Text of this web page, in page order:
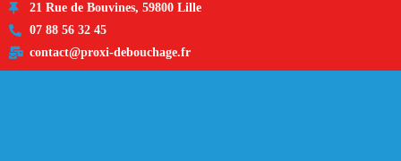
21 Rue de Bouvines, 59800 Lille
07 88 56 32 45
contact@proxi-debouchage.fr